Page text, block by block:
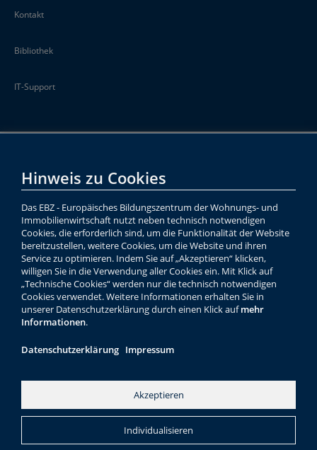
Kontakt
Bibliothek
IT-Support
Hinweis zu Cookies
Das EBZ - Europäisches Bildungszentrum der Wohnungs- und
Immobilienwirtschaft nutzt neben technisch notwendigen
Cookies, die erforderlich sind, um die Funktionalität der Website
bereitzustellen, weitere Cookies, um die Website und ihren
Service zu optimieren. Indem Sie auf „Akzeptieren“ klicken,
willigen Sie in die Verwendung aller Cookies ein. Mit Klick auf
„Technische Cookies“ werden nur die technisch notwendigen
Cookies verwendet. Weitere Informationen erhalten Sie in
unserer Datenschutzerklärung durch einen Klick aufmehr
Informationen.
Datenschutzerklärung Impressum
Akzeptieren
Individualisieren